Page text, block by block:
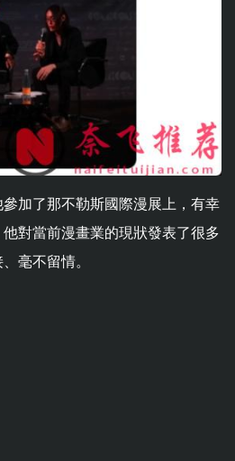
加了那不勒斯國際漫展上，有幸
對當前漫畫業的現狀發表了很多
毫不留情。